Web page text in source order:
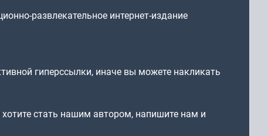
развлекательное интернет-издание
гиперссылки, иначе вы можете накликать
стать нашим автором, напишите нам и